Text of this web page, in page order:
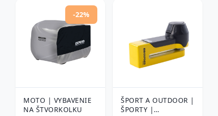
-22%
MOTO | VYBAVENIE
NA ŠTVORKOLKU
ŠPORT A OUTDOOR |
ŠPORTY |